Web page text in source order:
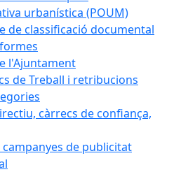
urbanística (POUM)
de classificació documental
l'Ajuntament
de Treball i retribucions
càrrecs de confiança,
campanyes de publicitat